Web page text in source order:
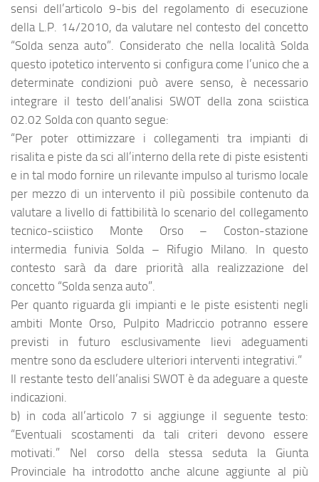
sensi dell’articolo 9-bis del regolamento di esecuzione
della L.P. 14/2010, da valutare nel contesto del concetto
“Solda senza auto”. Considerato che nella località Solda
questo ipotetico intervento si configura come l’unico che a
determinate condizioni può avere senso, è necessario
integrare il testo dell’analisi SWOT della zona sciistica
02.02 Solda con quanto segue:
“Per poter ottimizzare i collegamenti tra impianti di
risalita e piste da sci all’interno della rete di piste esistenti
e in tal modo fornire un rilevante impulso al turismo locale
per mezzo di un intervento il più possibile contenuto da
valutare a livello di fattibilità lo scenario del collegamento
tecnico-sciistico Monte Orso – Coston-stazione
intermedia funivia Solda – Rifugio Milano. In questo
contesto sarà da dare priorità alla realizzazione del
concetto “Solda senza auto”.
Per quanto riguarda gli impianti e le piste esistenti negli
ambiti Monte Orso, Pulpito Madriccio potranno essere
previsti in futuro esclusivamente lievi adeguamenti
mentre sono da escludere ulteriori interventi integrativi.”
Il restante testo dell’analisi SWOT è da adeguare a queste
indicazioni.
b) in coda all’articolo 7 si aggiunge il seguente testo:
“Eventuali scostamenti da tali criteri devono essere
motivati.” Nel corso della stessa seduta la Giunta
Provinciale ha introdotto anche alcune aggiunte al più